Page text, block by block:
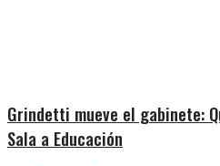
Grindetti mueve el gabinete:
Sala a Educación